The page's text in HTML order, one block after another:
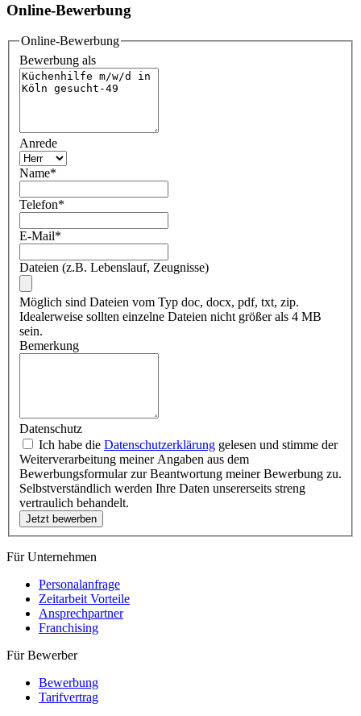
Online-Bewerbung
Online-Bewerbung
Bewerbung als
Anrede
Name*
Telefon*
E-Mail*
Dateien (z.B. Lebenslauf, Zeugnisse)
Möglich sind Dateien vom Typ doc, docx, pdf, txt, zip.
Idealerweise sollten einzelne Dateien nicht größer als 4 MB
sein.
Bemerkung
Datenschutz
Ich habe die Datenschutzerklärung gelesen und stimme der
Weiterverarbeitung meiner Angaben aus dem
Bewerbungsformular zur Beantwortung meiner Bewerbung zu.
Selbstverständlich werden Ihre Daten unsererseits streng
vertraulich behandelt.
Für Unternehmen
Personalanfrage
Zeitarbeit Vorteile
Ansprechpartner
Franchising
Für Bewerber
Bewerbung
Tarifvertrag